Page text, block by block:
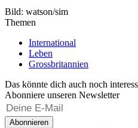
Bild: watson/sim
Themen
International
Leben
Grossbritannien
Das könnte dich auch noch
Abonniere unseren Newsletter
Abonnieren